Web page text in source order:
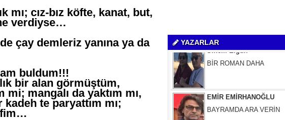
mı; cız-bız köfte, kanat, but,
verdiyse…
çay demleriz yanına ya da
buldum!!!
bir alan görmüştüm,
mangalı da yaktım mı,
te paryattım mı;
YAZARLAR
EMİR EMİRHANOĞLU
MACİT SOYDAN